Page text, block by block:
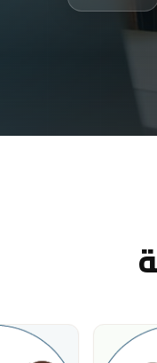
31 countries.
United